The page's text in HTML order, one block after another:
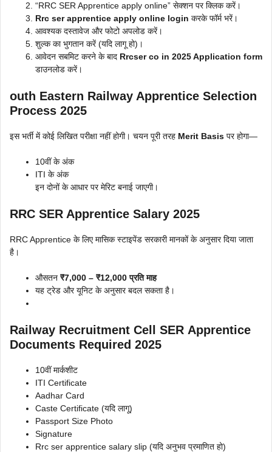
“RRC SER Apprentice apply online” सेक्शन पर क्लिक करें।
Rrc ser apprentice apply online login करके फॉर्म भरें।
आवश्यक दस्तावेज और फोटो अपलोड करें।
शुल्क का भुगतान करें (यदि लागू हो)।
आवेदन सबमिट करने के बाद Rrcser co in 2025 Application form
डाउनलोड करें।
outh Eastern Railway Apprentice Selection
Process 2025
इस भर्ती में कोई लिखित परीक्षा नहीं होगी। चयन पूरी तरह Merit Basis पर होगा—
10वीं के अंक
ITI के अंक
इन दोनों के आधार पर मेरिट बनाई जाएगी।
RRC SER Apprentice Salary 2025
RRC Apprentice के लिए मासिक स्टाइपेंड सरकारी मानकों के अनुसार दिया जाता
है।
औसतन ₹7,000 – ₹12,000 प्रति माह
यह ट्रेड और यूनिट के अनुसार बदल सकता है।
Railway Recruitment Cell SER Apprentice
Documents Required 2025
10वीं मार्कशीट
ITI Certificate
Aadhar Card
Caste Certificate (यदि लागू)
Passport Size Photo
Signature
Rrc ser apprentice salary slip (यदि अनुभव प्रमाणित हो)